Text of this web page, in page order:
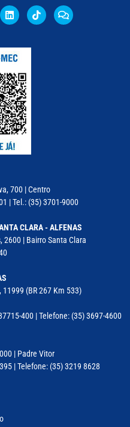
700 | Centro
| Tel.: (35) 3701-9000
CLARA - ALFENAS
2600 | Bairro Santa Clara
(BR 267 Km 533)
400 | Telefone: (35) 3697-4600
| Padre Vitor
| Telefone: (35) 3219 8628